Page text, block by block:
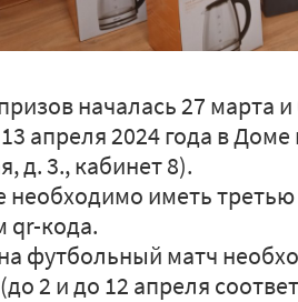
началась 27 марта
апреля 2024 года в
д. 3., кабинет 8).
необходимо иметь
qr-кода.
футбольный матч
2 и до 12 апреля